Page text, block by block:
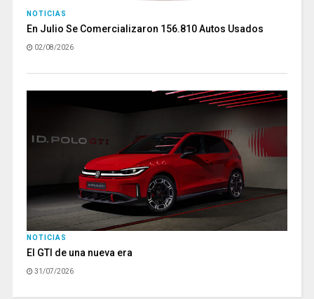
NOTICIAS
En Julio Se Comercializaron 156.810 Autos Usados
02/08/2026
NOTICIAS
El GTI de una nueva era
31/07/2026